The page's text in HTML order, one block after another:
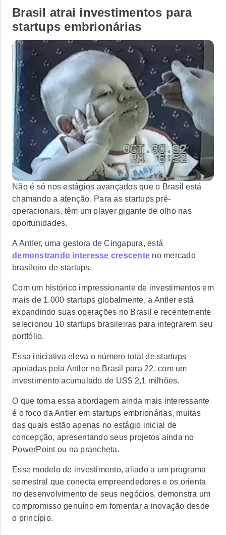
Brasil atrai investimentos para
startups embrionárias
Não é só nos estágios avançados que o Brasil está
chamando a atenção. Para as startups pré-
operacionais, têm um player gigante de olho nas
oportunidades.
A Antler, uma gestora de Cingapura, está
demonstrando interesse crescente no mercado
brasileiro de startups.
Com um histórico impressionante de investimentos em
mais de 1.000 startups globalmente, a Antler está
expandindo suas operações no Brasil e recentemente
selecionou 10 startups brasileiras para integrarem seu
portfólio.
Essa iniciativa eleva o número total de startups
apoiadas pela Antler no Brasil para 22, com um
investimento acumulado de US$ 2,1 milhões.
O que torna essa abordagem ainda mais interessante
é o foco da Antler em startups embrionárias, muitas
das quais estão apenas no estágio inicial de
concepção, apresentando seus projetos ainda no
PowerPoint ou na prancheta.
Esse modelo de investimento, aliado a um programa
semestral que conecta empreendedores e os orienta
no desenvolvimento de seus negócios, demonstra um
compromisso genuíno em fomentar a inovação desde
o princípio.